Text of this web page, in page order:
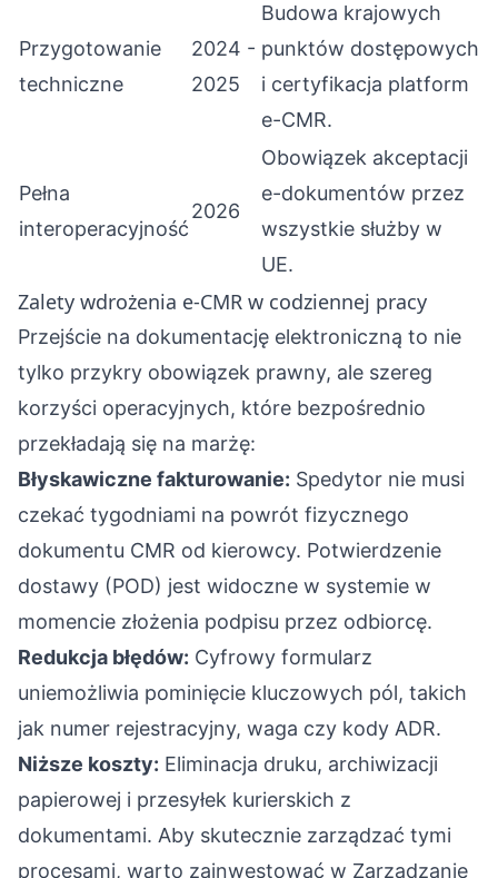
Przygotowanie
techniczne
2024 -
2025
Budowa krajowych
punktów dostępowych
i certyfikacja platform
e-CMR.
Pełna
interoperacyjność
2026
Obowiązek akceptacji
e-dokumentów przez
wszystkie służby w
UE.
Zalety wdrożenia e-CMR w codziennej pracy
Przejście na dokumentację elektroniczną to nie
tylko przykry obowiązek prawny, ale szereg
korzyści operacyjnych, które bezpośrednio
przekładają się na marżę:
Błyskawiczne fakturowanie: Spedytor nie musi
czekać tygodniami na powrót fizycznego
dokumentu CMR od kierowcy. Potwierdzenie
dostawy (POD) jest widoczne w systemie w
momencie złożenia podpisu przez odbiorcę.
Redukcja błędów: Cyfrowy formularz
uniemożliwia pominięcie kluczowych pól, takich
jak numer rejestracyjny, waga czy kody ADR.
Niższe koszty: Eliminacja druku, archiwizacji
papierowej i przesyłek kurierskich z
dokumentami. Aby skutecznie zarządzać tymi
procesami, warto zainwestować w Zarządzanie